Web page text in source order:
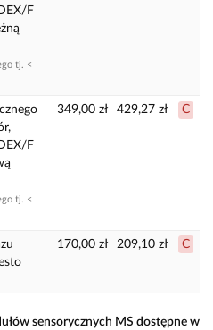
F
tj. <
F
tj. <
349,00 zł 429,27 zł C
170,00 zł 209,10 zł C
sensorycznych MS dostępne w